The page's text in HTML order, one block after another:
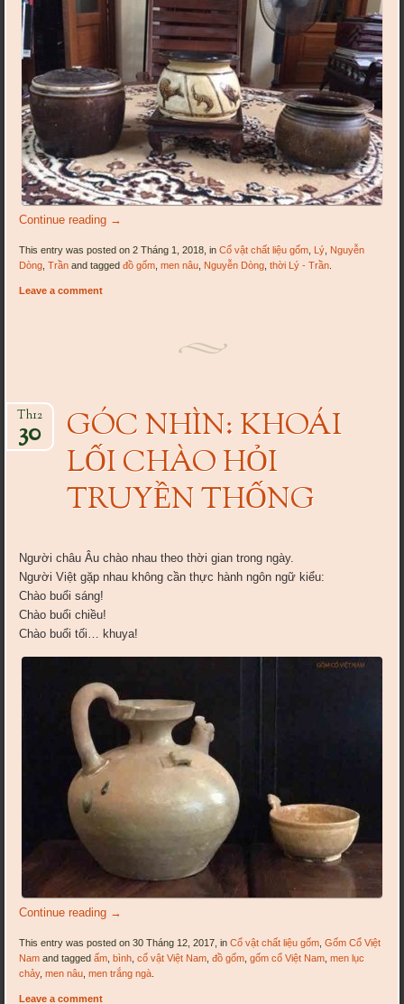
Continue reading →
This entry was posted on 2 Tháng 1, 2018, inCổ vật chất liệu gốm Lý Nguyễn
Dòng ,Trần and taggedđồ gốm ,men nâu Nguyễn Dòng ,thời Lý - Trần
Leave a comment
GÓC NHÌN: KHOÁI
LỐI CHÀO HỎI
TRUYỀN THỐNG
Th12
30
Người châu Âu chào nhau theo thời gian trong ngày.
Người Việt gặp nhau không cần thực hành ngôn ngữ kiểu:
Chào buổi sáng!
Chào buổi chiều!
Chào buổi tối… khuya!
Continue reading →
This entry was posted on 30 Tháng 12, 2017, inCổ vật chất liệu gốm ,Gốm Cổ Việt
Nam and taggedấm ,bình ,cổ vật Việt Nam ,đồ gốm ,gốm cổ Việt Nam ,men lục
chảy,men nâu ,men trắng ngà
Leave a comment